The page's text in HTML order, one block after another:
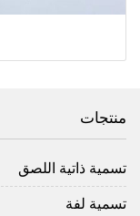
منتجات
تسمية ذاتية اللصق
تسمية لفة